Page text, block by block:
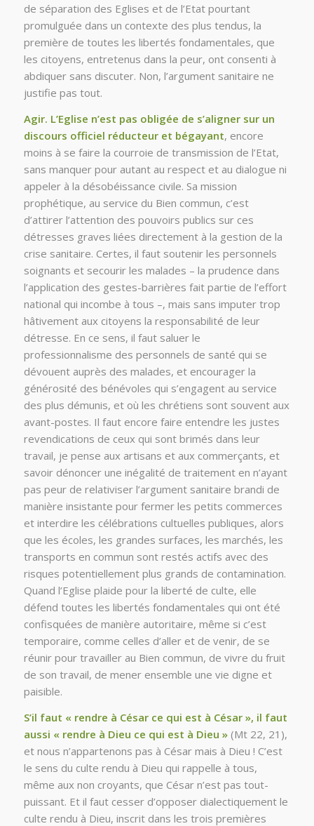
de séparation des Eglises et de l’Etat pourtant
promulguée dans un contexte des plus tendus, la
première de toutes les libertés fondamentales, que
les citoyens, entretenus dans la peur, ont consenti à
abdiquer sans discuter. Non, l’argument sanitaire ne
justifie pas tout.
Agir. L’Eglise n’est pas obligée de s’aligner sur un
discours officiel réducteur et bégayant, encore
moins à se faire la courroie de transmission de l’Etat,
sans manquer pour autant au respect et au dialogue ni
appeler à la désobéissance civile. Sa mission
prophétique, au service du Bien commun, c’est
d’attirer l’attention des pouvoirs publics sur ces
détresses graves liées directement à la gestion de la
crise sanitaire. Certes, il faut soutenir les personnels
soignants et secourir les malades – la prudence dans
l’application des gestes-barrières fait partie de l’effort
national qui incombe à tous –, mais sans imputer trop
hâtivement aux citoyens la responsabilité de leur
détresse. En ce sens, il faut saluer le
professionnalisme des personnels de santé qui se
dévouent auprès des malades, et encourager la
générosité des bénévoles qui s’engagent au service
des plus démunis, et où les chrétiens sont souvent aux
avant-postes. Il faut encore faire entendre les justes
revendications de ceux qui sont brimés dans leur
travail, je pense aux artisans et aux commerçants, et
savoir dénoncer une inégalité de traitement en n’ayant
pas peur de relativiser l’argument sanitaire brandi de
manière insistante pour fermer les petits commerces
et interdire les célébrations cultuelles publiques, alors
que les écoles, les grandes surfaces, les marchés, les
transports en commun sont restés actifs avec des
risques potentiellement plus grands de contamination.
Quand l’Eglise plaide pour la liberté de culte, elle
défend toutes les libertés fondamentales qui ont été
confisquées de manière autoritaire, même si c’est
temporaire, comme celles d’aller et de venir, de se
réunir pour travailler au Bien commun, de vivre du fruit
de son travail, de mener ensemble une vie digne et
paisible.
S’il faut « rendre à César ce qui est à César », il faut
aussi « rendre à Dieu ce qui est à Dieu »(Mt 22, 21),
et nous n’appartenons pas à César mais à Dieu ! C’est
le sens du culte rendu à Dieu qui rappelle à tous,
même aux non croyants, que César n’est pas tout-
puissant. Et il faut cesser d’opposer dialectiquement le
culte rendu à Dieu, inscrit dans les trois premières